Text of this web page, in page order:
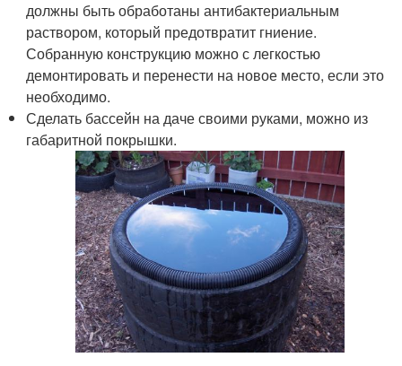
должны быть обработаны антибактериальным
раствором, который предотвратит гниение.
Собранную конструкцию можно с легкостью
демонтировать и перенести на новое место, если это
необходимо.
Сделать бассейн на даче своими руками, можно из
габаритной покрышки.